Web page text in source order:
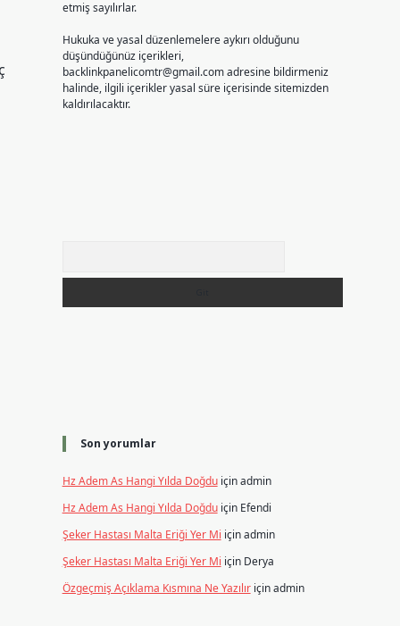
etmiş sayılırlar.
Hukuka ve yasal düzenlemelere aykırı olduğunu
düşündüğünüz içerikleri,
backlinkpanelicomtr@gmail.comadresine bildirmeniz
halinde, ilgili içerikler yasal süre içerisinde sitemizden
kaldırılacaktır.
Son yorumlar
Hz Adem As Hangi Yılda Doğduiçinadmin
Hz Adem As Hangi Yılda Doğduiçin Efendi
Şeker Hastası Malta Eriği Yer Mi içinadmin
Şeker Hastası Malta Eriği Yer Mi için Derya
Özgeçmiş Açıklama Kısmına Ne Yazılıriçinadmin